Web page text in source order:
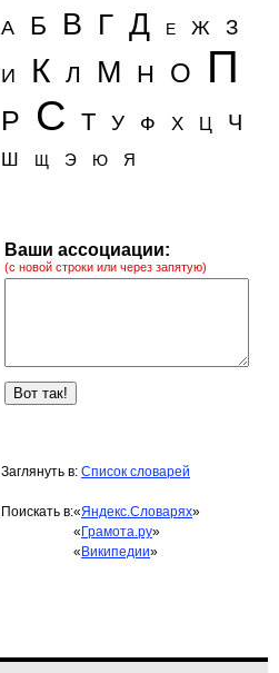
А
Б В Г Д Е Ж З
И К Л М Н О П
Р С Т У Ф Х Ц Ч
Ш Щ Э Ю Я
Ваши ассоциации:
(с новой строки или через запятую)
Заглянуть в: Список словарей
Поискать в:«Яндекс.Словарях»
« Грамота.ру»
« Википедии»